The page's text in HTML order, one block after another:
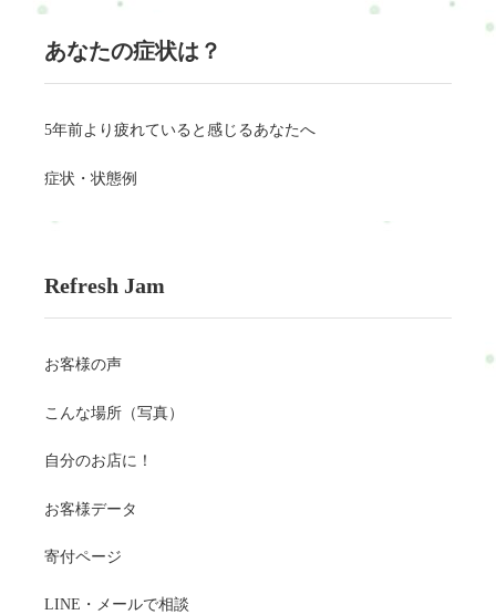
あなたの症状は？
5年前より疲れていると感じるあなたへ
症状・状態例
Refresh Jam
お客様の声
こんな場所（写真）
自分のお店に！
お客様データ
寄付ページ
LINE・メールで相談